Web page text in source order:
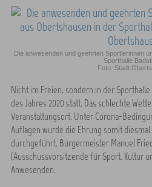
Die anwesenden und geehrten Sportlerinnen
Sporthalle
Foto: Stadt
Nicht im Freien, sondern in der
des Jahres 2020 statt. Das schlechte
Veranstaltungsort. Unter Corona-
Auflagen wurde die Ehrung somit
durchgeführt. Bürgermeister Manuel
(Ausschussvorsitzende für Sport, Kultur
Anwesenden.